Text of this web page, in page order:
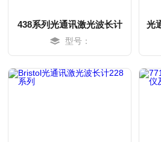
438系列光通讯激光波长计
型号：